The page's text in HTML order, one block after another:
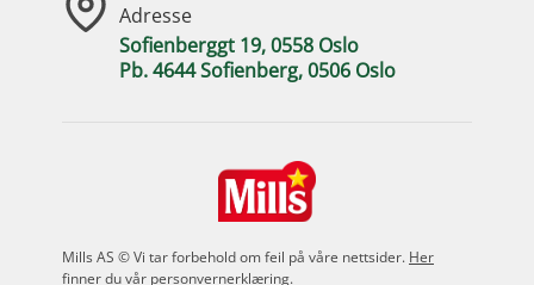
Adresse
Sofienberggt 19, 0558 Oslo
Pb. 4644 Sofienberg, 0506 Oslo
Mills AS © Vi tar forbehold om feil på våre nettsider. Her
finner du vår personvernerklæring.